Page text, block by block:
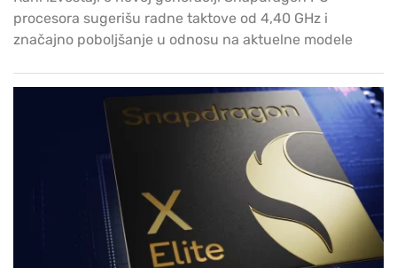
procesora sugerišu radne taktove od 4,40 GHz i
značajno poboljšanje u odnosu na aktuelne modele